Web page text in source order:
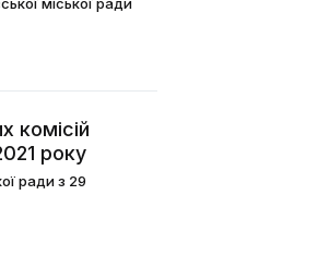
комісій
року
ради з 29